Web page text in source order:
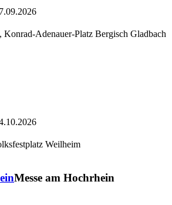
, Konrad-Adenauer-Platz Bergisch Gladbach
Weilheim
Messe am Hochrhein